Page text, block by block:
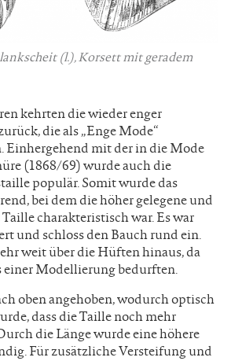
(l.), Korsett mit geradem
kehrten die wieder enger
die als „Enge Mode“
Einhergehend mit der in die Mode
(1868/69) wurde auch die
populär. Somit wurde das
bei dem die höher gelegene und
charakteristisch war. Es war
und schloss den Bauch rund ein.
weit über die Hüften hinaus, da
einer Modellierung bedurften.
oben angehoben, wodurch optisch
dass die Taille noch mehr
die Länge wurde eine höhere
Für zusätzliche Versteifung und